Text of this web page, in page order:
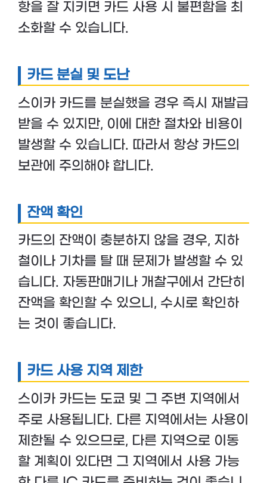
항을 잘 지키면 카드 사용 시 불편함을 최
소화할 수 있습니다.
카드 분실 및 도난
스이카 카드를 분실했을 경우 즉시 재발급
받을 수 있지만, 이에 대한 절차와 비용이
발생할 수 있습니다. 따라서 항상 카드의
보관에 주의해야 합니다.
잔액 확인
카드의 잔액이 충분하지 않을 경우, 지하
철이나 기차를 탈 때 문제가 발생할 수 있
습니다. 자동판매기나 개찰구에서 간단히
잔액을 확인할 수 있으니, 수시로 확인하
는 것이 좋습니다.
카드 사용 지역 제한
스이카 카드는 도쿄 및 그 주변 지역에서
주로 사용됩니다. 다른 지역에서는 사용이
제한될 수 있으므로, 다른 지역으로 이동
할 계획이 있다면 그 지역에서 사용 가능